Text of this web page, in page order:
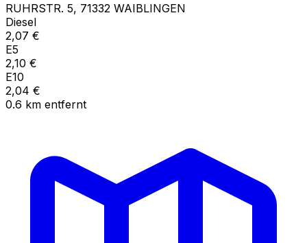
RUHRSTR. 5, 71332 WAIBLINGEN
Diesel
2,07 €
E5
2,10 €
E10
2,04 €
0.6 km entfernt